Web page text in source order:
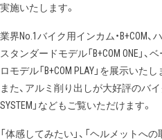
実施いたします。
業界No.1バイク用インカム・B+COM、ハ
スタンダードモデル「B+COM ONE」、
ロモデル「B+COM PLAY」を展示いたし
また、アルミ削り出しが大好評のバイ
SYSTEM」などもご覧いただけます。
「体感してみたい」、「ヘルメットへ